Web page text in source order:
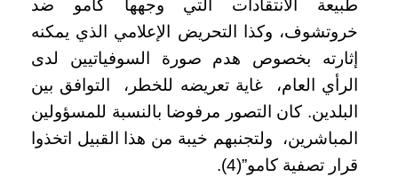
طبيعة الانتقادات التي وجهها كامو ضد
خروتشوف، وكذا التحريض الإعلامي الذي يمكنه
إثارته بخصوص هدم صورة السوفياتيين لدى
الرأي العام، غاية تعريضه للخطر، التوافق بين
البلدين. كان التصور مرفوضا بالنسبة للمسؤولين
المباشرين، ولتجنبهم خيبة من هذا القبيل اتخذوا
قرار تصفية كامو”(4).